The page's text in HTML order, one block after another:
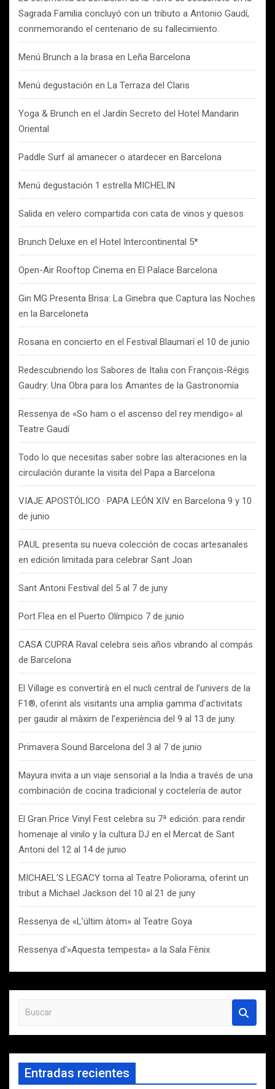
Sagrada Familia concluyó con un tributo a Antonio Gaudí,
conmemorando el centenario de su fallecimiento.
Menú Brunch a la brasa en Leña Barcelona
Menú degustación en La Terraza del Claris
Yoga & Brunch en el Jardín Secreto del Hotel Mandarin
Oriental
Paddle Surf al amanecer o atardecer en Barcelona
Menú degustación 1 estrella MICHELIN
Salida en velero compartida con cata de vinos y quesos
Brunch Deluxe en el Hotel Intercontinental 5*
Open-Air Rooftop Cinema en El Palace Barcelona
Gin MG Presenta Brisa: La Ginebra que Captura las Noches
en la Barceloneta
Rosana en concierto en el Festival Blaumarí el 10 de junio
Redescubriendo los Sabores de Italia con François-Régis
Gaudry: Una Obra para los Amantes de la Gastronomía
Ressenya de «So ham o el ascenso del rey mendigo» al
Teatre Gaudí
Todo lo que necesitas saber sobre las alteraciones en la
circulación durante la visita del Papa a Barcelona
VIAJE APOSTÓLICO · PAPA LEÓN XIV en Barcelona 9 y 10
de junio
PAUL presenta su nueva colección de cocas artesanales
en edición limitada para celebrar Sant Joan
Sant Antoni Festival del 5 al 7 de juny
Port Flea en el Puerto Olímpico 7 de junio
CASA CUPRA Raval celebra seis años vibrando al compás
de Barcelona
El Village es convertirà en el nucli central de l’univers de la
F1®, oferint als visitants una amplia gamma d’activitats
per gaudir al màxim de l’experiència del 9 al 13 de juny.
Primavera Sound Barcelona del 3 al 7 de junio
Mayura invita a un viaje sensorial a la India a través de una
combinación de cocina tradicional y coctelería de autor
El Gran Price Vinyl Fest celebra su 7ª edición: para rendir
homenaje al vinilo y la cultura DJ en el Mercat de Sant
Antoni del 12 al 14 de junio
MICHAEL’S LEGACY torna al Teatre Poliorama, oferint un
tribut a Michael Jackson del 10 al 21 de juny
Ressenya de «L’últim àtom» al Teatre Goya
Ressenya d'»Aquesta tempesta» a la Sala Fènix
s
c
r
Entradas recientes